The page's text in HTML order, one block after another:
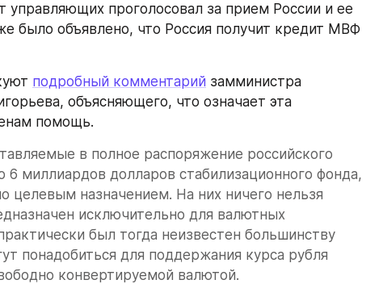
проголосовал за прием России и ее
было объявлено, что Россия получит кредит МВФ
подробный комментарий замминистра
объясняющего, что означает эта
помощь.
в полное распоряжение российского
6 миллиардов долларов стабилизационного фонда,
целевым назначением. На них ничего нельзя
исключительно для валютных
был тогда неизвестен большинству
понадобиться для поддержания курса рубля
конвертируемой валютой.